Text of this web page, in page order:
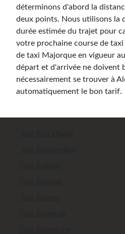
déterminons d'abord la
deux points. Nous utilisons la
durée estimée du trajet pour
votre prochaine course de
de taxi Majorque en vigueur
départ et d'arrivée ne doivent
nécessairement se trouver à
automatiquement le bon tarif.